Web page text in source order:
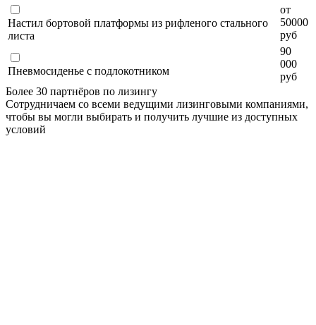
Настил бортовой платформы из рифленого стального
листа
от
50000
руб
Пневмосиденье с подлокотником
90
000
руб
Более 30 партнёров по лизингу
Сотрудничаем со всеми ведущими лизинговыми компаниями,
чтобы вы могли выбирать и получить лучшие из доступных
условий